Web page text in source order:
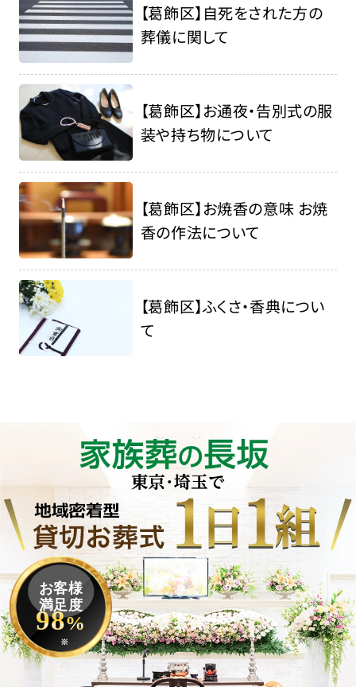
【葛飾区】自死をされた方の
葬儀に関して
【葛飾区】お通夜・告別式の服
装や持ち物について
【葛飾区】お焼香の意味 お焼
香の作法について
【葛飾区】ふくさ・香典につい
て
お客様
満足度
98%
※